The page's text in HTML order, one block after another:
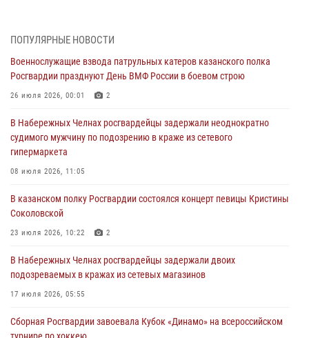
Татарстанские росгвардейцы завоевали «бронзу» в окружном этапе
24 июля 2026, 15:05
В казанском полку Росгвардии состоялся концерт певицы Кристины
23 июля 2026, 10:22 2
В Нижнекамске сотрудники Росгвардии задержали подозреваемого
в краже
В Казани Росгвардия приняла участие в обеспечении безопасности
крестного хода и освящения храма
ПОПУЛЯРНЫЕ НОВОСТИ
Военнослужащие взвода патрульных катеров казанского полка
Росгвардии празднуют День ВМФ России в боевом строю
26 июля 2026, 00:01 2
В Набережных Челнах росгвардейцы задержали неоднократно
судимого мужчину по подозрению в краже из сетевого
гипермаркета
08 июля 2026, 11:05
В казанском полку Росгвардии состоялся концерт певицы Кристины
Соколовской
23 июля 2026, 10:22 2
В Набережных Челнах росгвардейцы задержали двоих
подозреваемых в кражах из сетевых магазинов
17 июля 2026, 05:55
Сборная Росгвардии завоевала Кубок «Динамо» на всероссийском